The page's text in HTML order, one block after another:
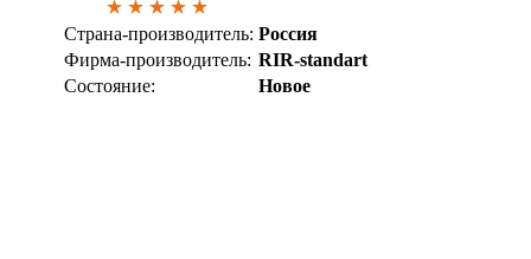
Страна-производитель: Россия
Фирма-производитель: RIR-standart
Состояние:
Новое